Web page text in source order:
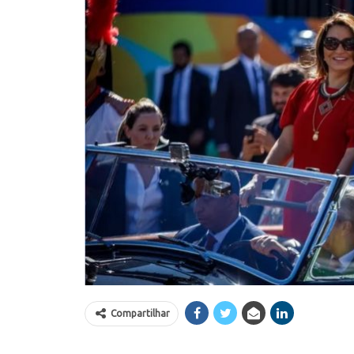
Compartilhar